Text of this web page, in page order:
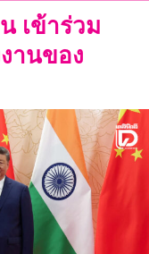
เข้าร่วม
านของ